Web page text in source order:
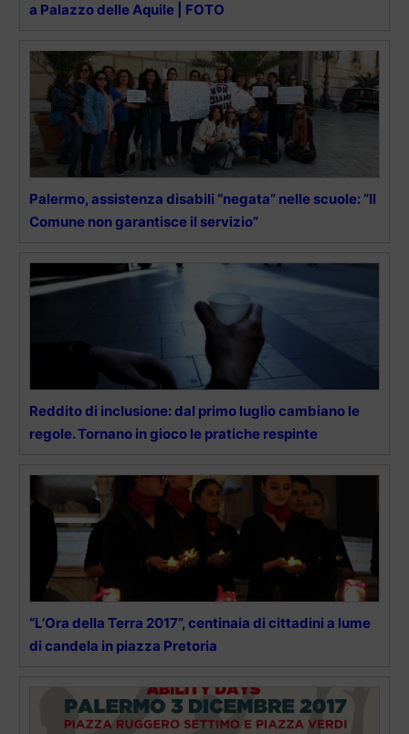
a Palazzo delle Aquile | FOTO
Palermo, assistenza disabili “negata” nelle scuole: “Il
Comune non garantisce il servizio”
Reddito di inclusione: dal primo luglio cambiano le
regole. Tornano in gioco le pratiche respinte
“L’Ora della Terra 2017”, centinaia di cittadini a lume
di candela in piazza Pretoria